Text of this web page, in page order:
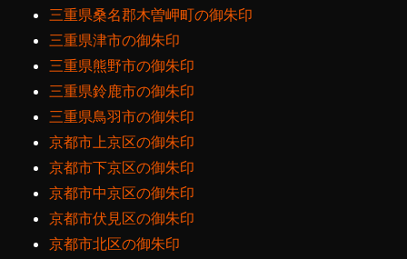
三重県桑名郡木曽岬町の御朱印
三重県津市の御朱印
三重県熊野市の御朱印
三重県鈴鹿市の御朱印
三重県鳥羽市の御朱印
京都市上京区の御朱印
京都市下京区の御朱印
京都市中京区の御朱印
京都市伏見区の御朱印
京都市北区の御朱印